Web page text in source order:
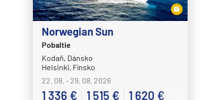
Norwegian Sun
Pobaltie
Kodaň, Dánsko
Helsinki, Fínsko
22. 08. - 29. 08. 2026
1 336 € 1 515 € 1 620 €